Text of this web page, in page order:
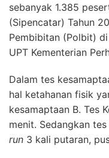
sebanyak 1.385
(Sipencatar) Tahun
Pembibitan (Polbit)
UPT Kementerian
Dalam tes
hal ketahanan fisik
kesamaptaan B. Tes
menit. Sedangkan
run 3 kali putaran,